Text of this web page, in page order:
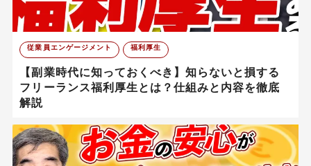
従業員エンゲージメント 福利厚生
【副業時代に知っておくべき】知らないと損する
フリーランス福利厚生とは？仕組みと内容を徹底
解説